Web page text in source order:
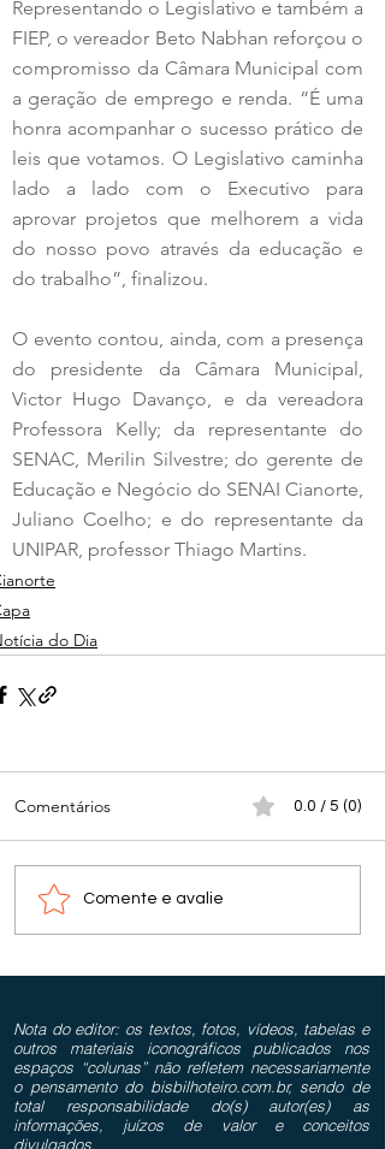
Representando o Legislativo e também a
FIEP, o vereador Beto Nabhan reforçou o
compromisso da Câmara Municipal com
a geração de emprego e renda. “É uma
honra acompanhar o sucesso prático de
leis que votamos. O Legislativo caminha
lado a lado com o Executivo para
aprovar projetos que melhorem a vida
do nosso povo através da educação e
do trabalho”, finalizou.
O evento contou, ainda, com a presença
do presidente da Câmara Municipal,
Victor Hugo Davanço, e da vereadora
Professora Kelly; da representante do
SENAC, Merilin Silvestre; do gerente de
Educação e Negócio do SENAI Cianorte,
Juliano Coelho; e do representante da
UNIPAR, professor Thiago Martins.
do Dia
Comentários 0.0 / 5 (0)
Comente e avalie
Nota do editor: os textos, fotos, vídeos, tabelas e
outros materiais iconográficos publicados nos
espaços “colunas” não refletem necessariamente
o pensamento do bisbilhoteiro.com.br, sendo de
total responsabilidade do(s) autor(es) as
informações, juízos de valor e conceitos
divulgados.